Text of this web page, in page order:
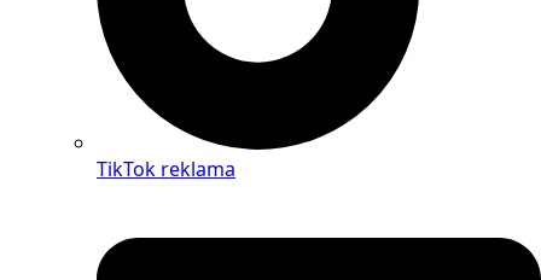
TikTok reklama